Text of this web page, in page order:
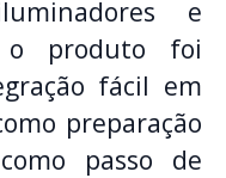
e
o produto foi
fácil em
preparação
passo de